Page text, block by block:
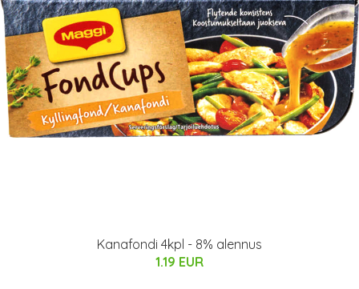
Kanafondi 4kpl - 8% alennus
1.19 EUR